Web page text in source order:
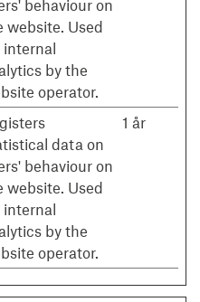
behaviour on
website. Used
internal
by the
operator.
data on
behaviour on
website. Used
internal
by the
operator.
1 år